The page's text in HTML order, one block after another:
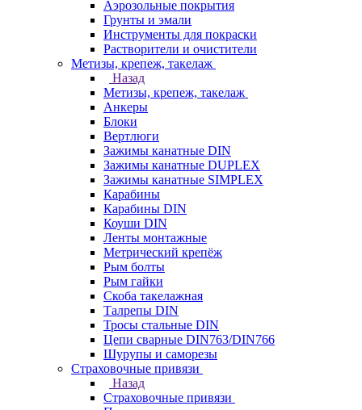
Аэрозольные покрытия
Грунты и эмали
Инструменты для покраски
Растворители и очистители
Метизы, крепеж, такелаж
Назад
Метизы, крепеж, такелаж
Анкеры
Блоки
Вертлюги
Зажимы канатные DIN
Зажимы канатные DUPLEX
Зажимы канатные SIMPLEX
Карабины
Карабины DIN
Коуши DIN
Ленты монтажные
Метрический крепёж
Рым болты
Рым гайки
Скоба такелажная
Талрепы DIN
Тросы стальные DIN
Цепи сварные DIN763/DIN766
Шурупы и саморезы
Страховочные привязи
Назад
Страховочные привязи